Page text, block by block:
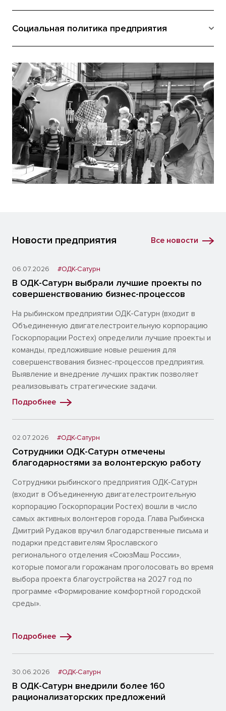
Социальная политика предприятия
Новости предприятия Все новости
06.07.2026 #ОДК-Сатурн
В ОДК-Сатурн выбрали лучшие проекты по
совершенствованию бизнес-процессов
На рыбинском предприятии ОДК-Сатурн (входит в
Объединенную двигателестроительную корпорацию
Госкорпорации Ростех) определили лучшие проекты и
команды, предложившие новые решения для
совершенствования бизнес-процессов предприятия.
Выявление и внедрение лучших практик позволяет
реализовывать стратегические задачи.
Подробнее
02.07.2026 #ОДК-Сатурн
Сотрудники ОДК-Сатурн отмечены
благодарностями за волонтерскую работу
Сотрудники рыбинского предприятия ОДК-Сатурн
(входит в Объединенную двигателестроительную
корпорацию Госкорпорации Ростех) вошли в число
самых активных волонтеров города. Глава Рыбинска
Дмитрий Рудаков вручил благодарственные письма и
подарки представителям Ярославского
регионального отделения «СоюзМаш России»,
которые помогали горожанам проголосовать во время
выбора проекта благоустройства на 2027 год по
программе «Формирование комфортной городской
среды».
Подробнее
30.06.2026 #ОДК-Сатурн
В ОДК-Сатурн внедрили более 160
рационализаторских предложений